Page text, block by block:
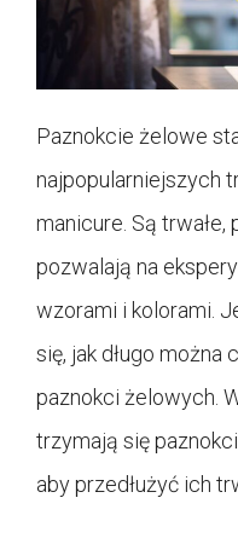
Paznokcie żelowe
najpopularniejszych
manicure. Są trwałe,
pozwalają na
wzorami i kolorami.
się, jak długo można
paznokci żelowych.
trzymają się
aby przedłużyć ich